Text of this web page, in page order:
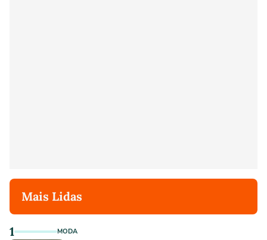
Mais Lidas
1 MODA